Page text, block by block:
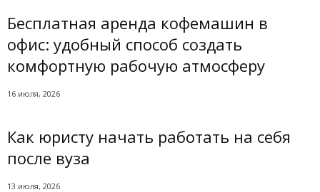
Бесплатная аренда кофемашин в
офис: удобный способ создать
комфортную рабочую атмосферу
16 июля, 2026
Как юристу начать работать на себя
после вуза
13 июля, 2026